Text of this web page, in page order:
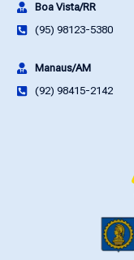
Boa Vista/RR
(95) 98123-5380
Manaus/AM
(92) 98415-2142